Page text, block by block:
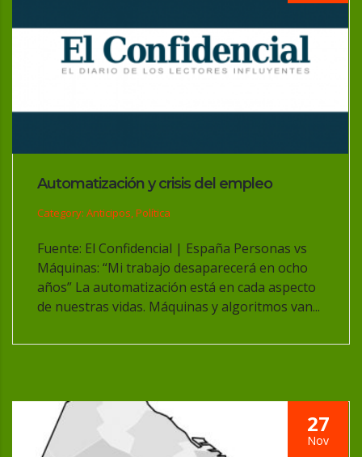
Automatización y crisis del empleo
Category: Anticipos, Política
Fuente: El Confidencial | España Personas vs
Máquinas: “Mi trabajo desaparecerá en ocho
años” La automatización está en cada aspecto
de nuestras vidas. Máquinas y algoritmos van...
27
Nov